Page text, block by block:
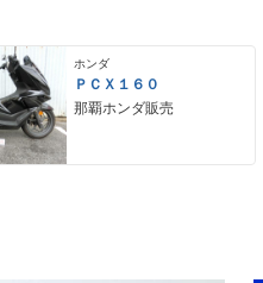
ホンダ
ＰＣＸ１６０
那覇ホンダ販売